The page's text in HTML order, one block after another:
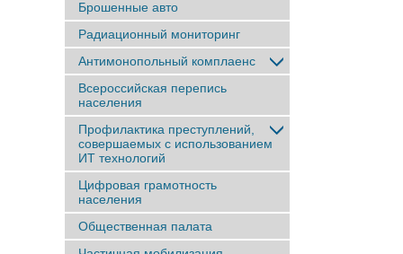
Брошенные авто
Радиационный мониторинг
Антимонопольный комплаенс
Всероссийская перепись
населения
Профилактика преступлений,
совершаемых с использованием
ИТ технологий
Цифровая грамотность
населения
Общественная палата